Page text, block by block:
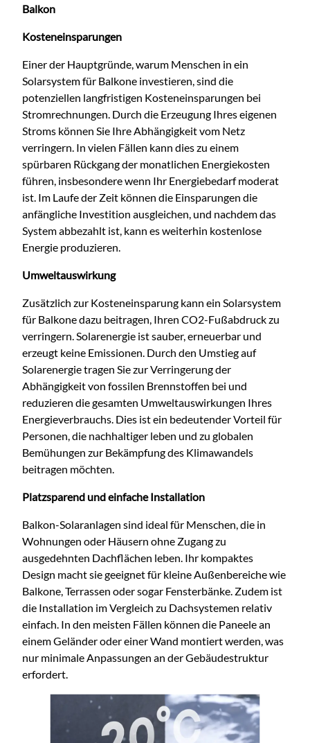
Balkon
Kosteneinsparungen
Einer der Hauptgründe, warum Menschen in ein
Solarsystem für Balkone investieren, sind die
potenziellen langfristigen Kosteneinsparungen bei
Stromrechnungen. Durch die Erzeugung Ihres eigenen
Stroms können Sie Ihre Abhängigkeit vom Netz
verringern. In vielen Fällen kann dies zu einem
spürbaren Rückgang der monatlichen Energiekosten
führen, insbesondere wenn Ihr Energiebedarf moderat
ist. Im Laufe der Zeit können die Einsparungen die
anfängliche Investition ausgleichen, und nachdem das
System abbezahlt ist, kann es weiterhin kostenlose
Energie produzieren.
Umweltauswirkung
Zusätzlich zur Kosteneinsparung kann ein Solarsystem
für Balkone dazu beitragen, Ihren CO2-Fußabdruck zu
verringern. Solarenergie ist sauber, erneuerbar und
erzeugt keine Emissionen. Durch den Umstieg auf
Solarenergie tragen Sie zur Verringerung der
Abhängigkeit von fossilen Brennstoffen bei und
reduzieren die gesamten Umweltauswirkungen Ihres
Energieverbrauchs. Dies ist ein bedeutender Vorteil für
Personen, die nachhaltiger leben und zu globalen
Bemühungen zur Bekämpfung des Klimawandels
beitragen möchten.
Platzsparend und einfache Installation
Balkon-Solaranlagen sind ideal für Menschen, die in
Wohnungen oder Häusern ohne Zugang zu
ausgedehnten Dachflächen leben. Ihr kompaktes
Design macht sie geeignet für kleine Außenbereiche wie
Balkone, Terrassen oder sogar Fensterbänke. Zudem ist
die Installation im Vergleich zu Dachsystemen relativ
einfach. In den meisten Fällen können die Paneele an
einem Geländer oder einer Wand montiert werden, was
nur minimale Anpassungen an der Gebäudestruktur
erfordert.